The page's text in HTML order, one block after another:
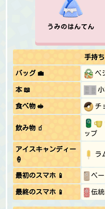
うみのはんてん
手持
バッグ 💼
ベ
本 📖
食べ物 🥪
チ
飲み物 🧃
ップ
アイスキャンディー
🍦
ラ
最初のスマホ 📱
ベー
最終のスマホ 📱
伝統